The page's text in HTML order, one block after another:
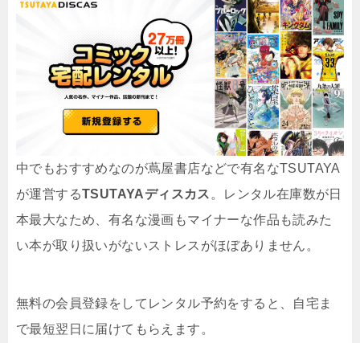
中でもおすすめなのが蔦屋書店などで有名なTSUTAYA
が運営するTSUTAYAディスカス 。レンタル在庫数が日
本最大なため、有名な漫画もマイナーな作品も読みた
い本が取り扱いがないストレスがほぼありません。
無料の会員登録をしてレンタル予約をすると、自宅ま
で最短翌日に届けてもらえます。